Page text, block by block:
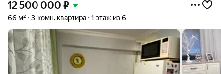
12 500 000 ₽
66 м² 3-комн. квартира 1 этаж из 6